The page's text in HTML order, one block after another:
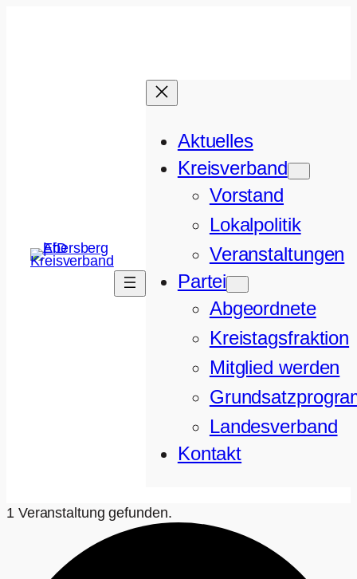
Aktuelles
Kreisverband
Vorstand
Lokalpolitik
Veranstaltungen
Partei
Abgeordnete
Kreistagsfraktion
Mitglied werden
Landesverband
Kontakt
1 Veranstaltung gefunden.